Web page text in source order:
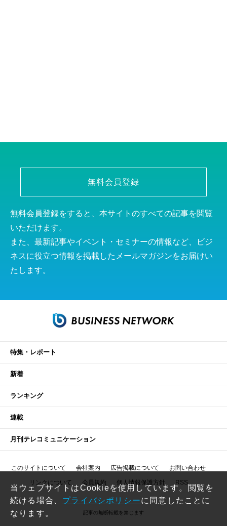
無料会員登録
無料会員登録をすると、本サイトのすべての記事を閲覧
いただけます。
また、最新記事やイベント・セミナーの情報など、ビジ
ネスに役立つ情報を掲載したメールマガジンをお届けい
たします。
特集・レポート
新着
ランキング
連載
月刊テレコミュニケーション
このサイトについて 会社案内 広告掲載について お問い合わせ
リンクについて 会員規約 個人情報保護方針 RSS
記事の無断転載を禁じます
当ウェブサイトはCookieを使用しています。閲覧を
続ける場合、 プライバシポリシーに同意したことに
なります。